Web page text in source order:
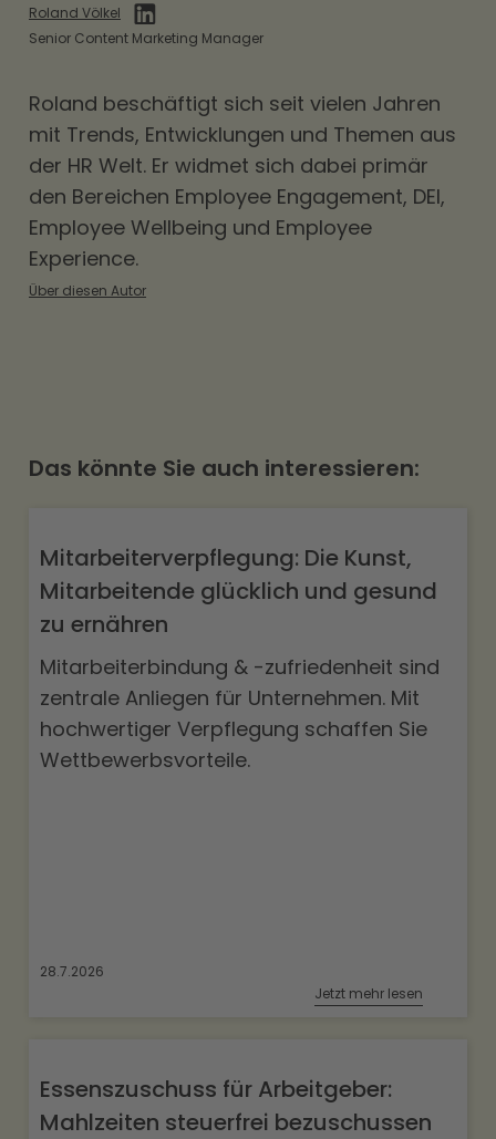
Personen (inkl. des Gastgebers), konkreter
"Besprechung Projekt X"), Höhe der
Aufwendungen
Roland Völkel
Senior Content Marketing Manager
Roland beschäftigt sich seit vielen Jahren
mit Trends, Entwicklungen und Themen aus
der HR Welt. Er widmet sich dabei primär
den Bereichen Employee Engagement, DEI,
Employee Wellbeing und Employee
Experience.
Über diesen Autor
Das könnte Sie auch interessieren:
Mitarbeiterverpflegung: Die Kunst,
Mitarbeitende glücklich und gesund
zu ernähren
Mitarbeiterbindung & -zufriedenheit sind
zentrale Anliegen für Unternehmen. Mit
hochwertiger Verpflegung schaffen Sie
Wettbewerbsvorteile.
28.7.2026
Jetzt mehr lesen
Essenszuschuss für Arbeitgeber:
Mahlzeiten steuerfrei bezuschussen